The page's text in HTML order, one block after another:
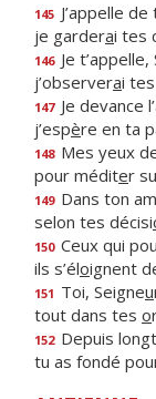
145 J’appelle
je garderai tes
146 Je t’appelle,
j’observerai
147 Je devance
j’espère en ta
148 Mes yeux
pour méditer
149 Dans ton
selon tes décisi
150 Ceux qui
ils s’éloignent
151 Toi, Seigneu
tout dans tes o
152 Depuis longt
tu as fondé